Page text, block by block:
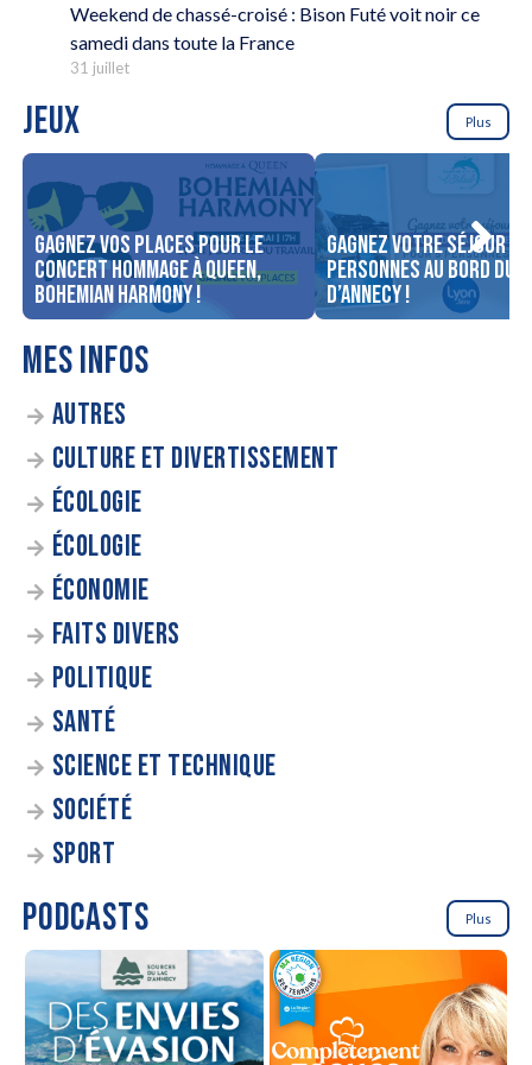
Weekend de chassé-croisé : Bison Futé voit noir ce
samedi dans toute la France
31 juillet
JEUX Plus
Gagnez vos places pour le
concert Hommage à Queen,
Bohemian Harmony !
Gagnez votre séjour
personnes au bord du
d’Annecy !
MES INFOS
AUTRES
CULTURE ET DIVERTISSEMENT
ÉCOLOGIE
ÉCOLOGIE
ÉCONOMIE
FAITS DIVERS
POLITIQUE
SANTÉ
SCIENCE ET TECHNIQUE
SOCIÉTÉ
SPORT
PODCASTS Plus